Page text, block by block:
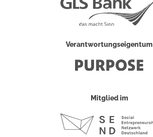
Verantwortungseigentum
Mitglied im